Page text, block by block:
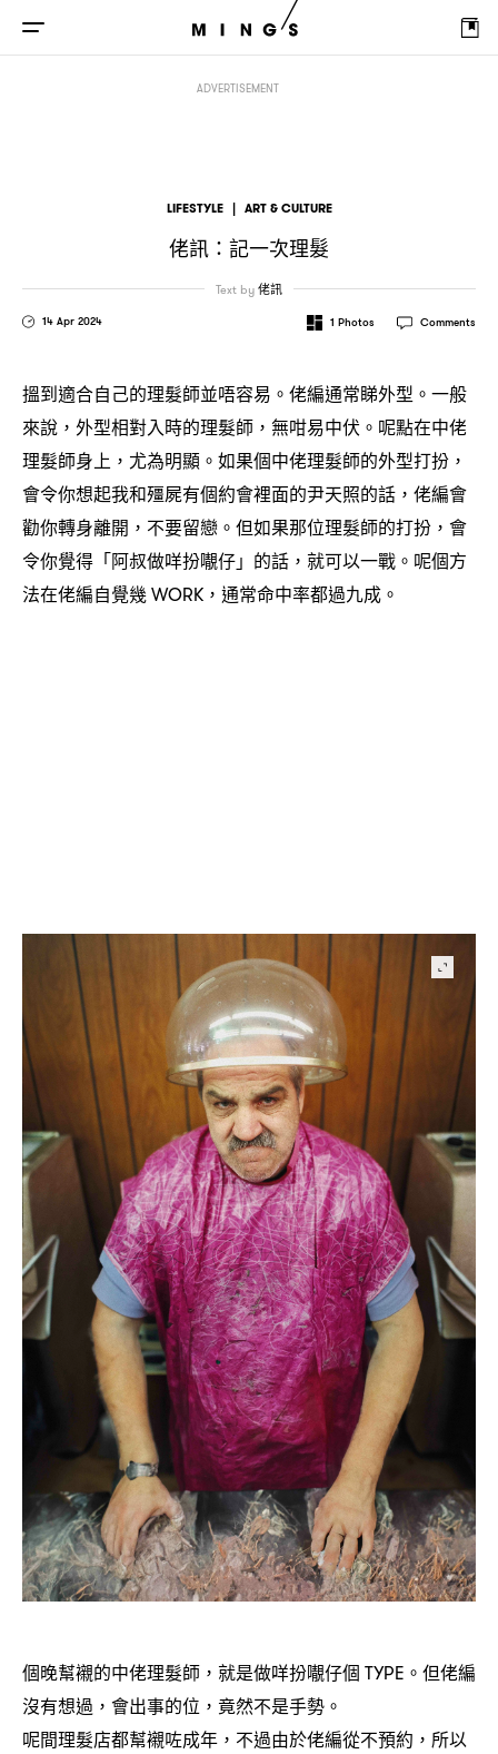
ADVERTISEMENT
LIFESTYLE | ART & CULTURE
佬訊 ： 記一次理髮
14 Apr 2024
Text by佬訊
1 Photos Comments
搵到適合自己的理髮師並唔容易。佬編通常睇外型。一般
來說 ， 外型相對入時的理髮師 ， 無咁易中伏。呢點在中佬
理髮師身上 ， 尤為明顯。如果個中佬理髮師的外型打扮 ，
會令你想起我和殭屍有個約會裡面的尹天照的話 ， 佬編會
勸你轉身離開 ， 不要留戀。但如果那位理髮師的打扮 ， 會
令你覺得「阿叔做咩扮𡃁仔」的話 ， 就可以一戰。呢個方
法在佬編自覺幾WORK， 通常命中率都過九成。
個晚幫襯的中佬理髮師 ， 就是做咩扮𡃁仔個 TYPE 。但佬編
沒有想過 ， 會出事的位 ， 竟然不是手勢。
呢間理髮店都幫襯咗成年 ， 不過由於佬編從不預約 ， 所以